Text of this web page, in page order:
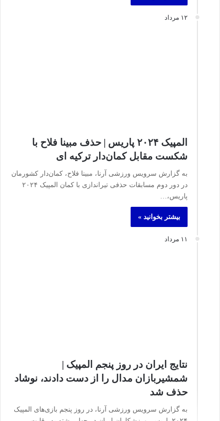
۱۲ مرداد
المپیک ۲۰۲۴ پاریس | حذف مبینا فلاح با
شکست مقابل کمان‌دار ترکیه ای
به گزارش سرویس ورزشی آرنا، مبینا فلاح، کمان‌دار کشورمان
در دور دوم مسابقات حذفی تیراندازی با کمان المپیک ۲۰۲۴
پاریس،…
بیشتر بخوانید »
۱۱ مرداد
نتایج ایران در روز پنجم المپیک |
شمشیربازان مدال را از دست دادند، نوشاد
حذف شد
به گزارش سرویس ورزشی آرنا، در روز پنجم بازی‌های المپیک